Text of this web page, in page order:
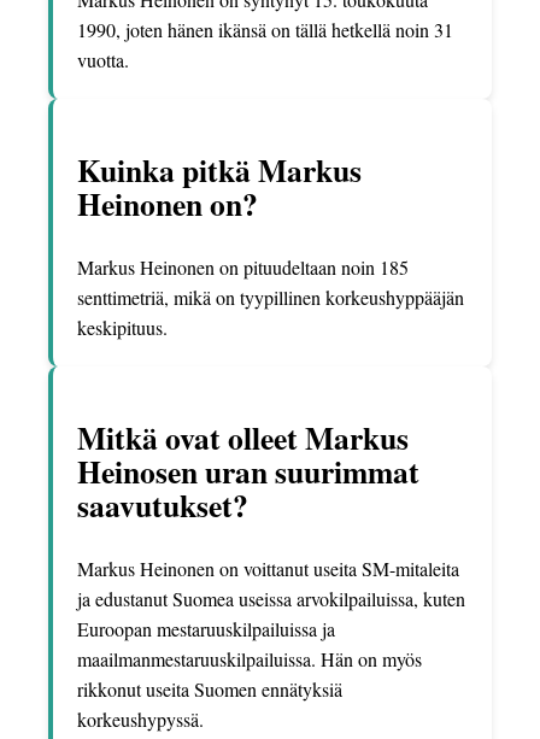
1990, joten hänen ikänsä on tällä hetkellä noin 31
vuotta.
Kuinka pitkä Markus
Heinonen on?
Markus Heinonen on pituudeltaan noin 185
senttimetriä, mikä on tyypillinen korkeushyppääjän
keskipituus.
Mitkä ovat olleet Markus
Heinosen uran suurimmat
saavutukset?
Markus Heinonen on voittanut useita SM-mitaleita
ja edustanut Suomea useissa arvokilpailuissa, kuten
Euroopan mestaruuskilpailuissa ja
maailmanmestaruuskilpailuissa. Hän on myös
rikkonut useita Suomen ennätyksiä
korkeushypyssä.